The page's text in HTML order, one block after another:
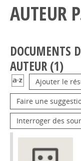
AUTEUR
DOCUMENTS
AUTEUR (1)
Ajouter le
Faire une
Interroger des